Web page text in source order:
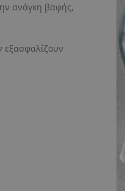
ανάγκη βαφής,
εξασφαλίζουν